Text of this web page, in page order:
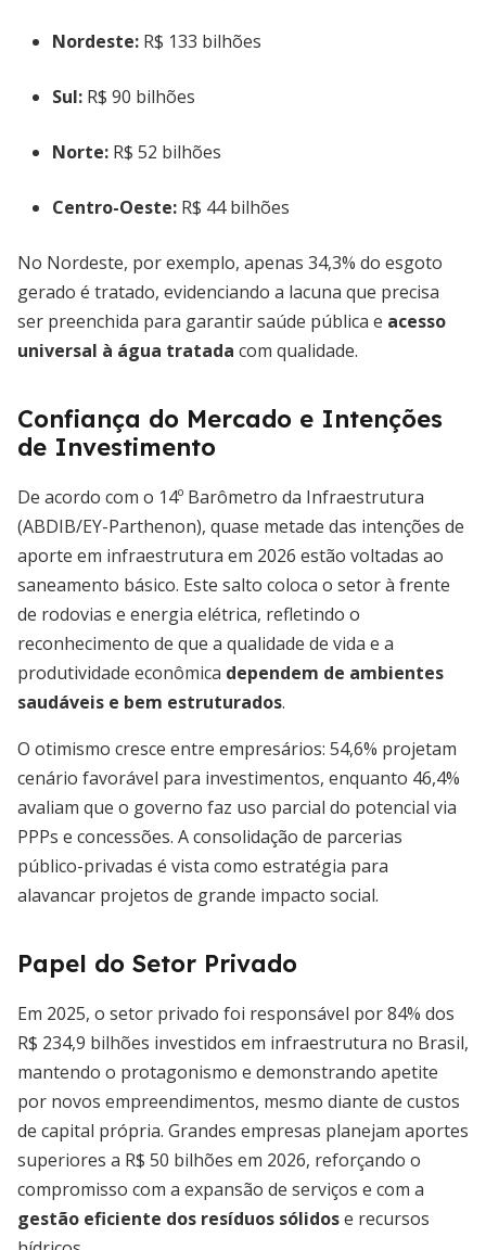
Nordeste: R$ 133 bilhões
Sul: R$ 90 bilhões
Norte: R$ 52 bilhões
Centro-Oeste: R$ 44 bilhões
No Nordeste, por exemplo, apenas 34,3% do esgoto
gerado é tratado, evidenciando a lacuna que precisa
ser preenchida para garantir saúde pública e acesso
universal à água tratada com qualidade.
Confiança do Mercado e Intenções
de Investimento
De acordo com o 14º Barômetro da Infraestrutura
(ABDIB/EY-Parthenon), quase metade das intenções de
aporte em infraestrutura em 2026 estão voltadas ao
saneamento básico. Este salto coloca o setor à frente
de rodovias e energia elétrica, refletindo o
reconhecimento de que a qualidade de vida e a
produtividade econômica dependem de ambientes
saudáveis e bem estruturados.
O otimismo cresce entre empresários: 54,6% projetam
cenário favorável para investimentos, enquanto 46,4%
avaliam que o governo faz uso parcial do potencial via
PPPs e concessões. A consolidação de parcerias
público-privadas é vista como estratégia para
alavancar projetos de grande impacto social.
Papel do Setor Privado
Em 2025, o setor privado foi responsável por 84% dos
R$ 234,9 bilhões investidos em infraestrutura no Brasil,
mantendo o protagonismo e demonstrando apetite
por novos empreendimentos, mesmo diante de custos
de capital própria. Grandes empresas planejam aportes
superiores a R$ 50 bilhões em 2026, reforçando o
compromisso com a expansão de serviços e com a
gestão eficiente dos resíduos sólidose recursos